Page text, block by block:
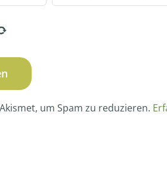
um Spam zu reduzieren.